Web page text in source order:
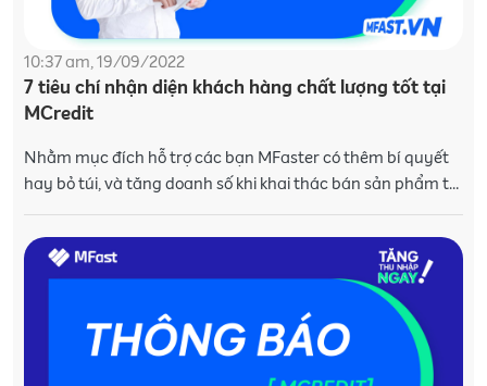
10:37 am, 19/09/2022
7 tiêu chí nhận diện khách hàng chất lượng tốt tại
MCredit
Nhằm mục đích hỗ trợ các bạn MFaster có thêm bí quyết
hay bỏ túi, và tăng doanh số khi khai thác bán sản phẩm tài
chính tại MCredit. MFast chia sẻ 7 tiêu chí nh